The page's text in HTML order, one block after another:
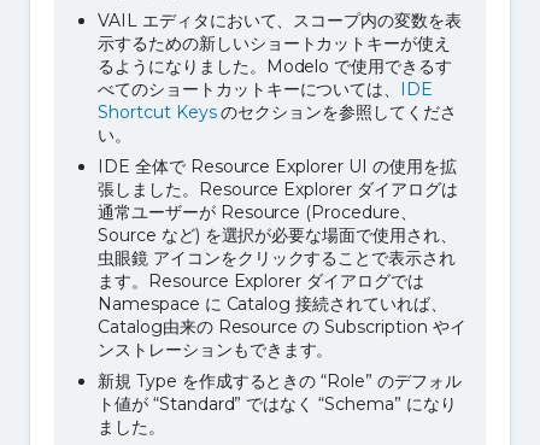
VAIL エディタにおいて、スコープ内の変数を表
示するための新しいショートカットキーが使え
るようになりました。Modelo で使用できるす
べてのショートカットキーについては、 IDE
Shortcut Keysのセクションを参照してくださ
い。
IDE 全体で Resource Explorer UI の使用を拡
張しました。Resource Explorer ダイアログは
通常ユーザーが Resource (Procedure、
Source など) を選択が必要な場面で使用され、
虫眼鏡 アイコンをクリックすることで表示され
ます。Resource Explorer ダイアログでは
Namespace に Catalog 接続されていれば、
Catalog由来の Resource の Subscription やイ
ンストレーションもできます。
新規 Type を作成するときの “Role” のデフォル
ト値が “Standard” ではなく “Schema” になり
ました。